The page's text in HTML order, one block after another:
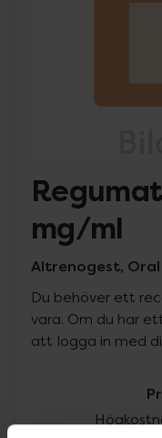
mg/ml
Altrenogest, Oral
Du behöver ett
vara. Om du har
att logga in med